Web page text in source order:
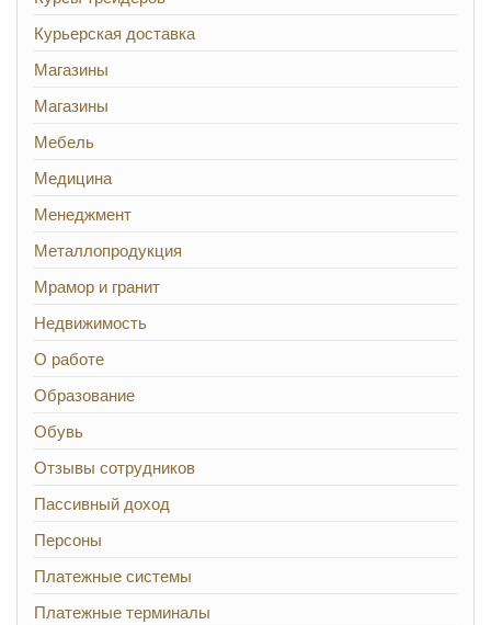
Курьерская доставка
Магазины
Магазины
Мебель
Медицина
Менеджмент
Металлопродукция
Мрамор и гранит
Недвижимость
О работе
Образование
Обувь
Отзывы сотрудников
Пассивный доход
Персоны
Платежные системы
Платежные терминалы